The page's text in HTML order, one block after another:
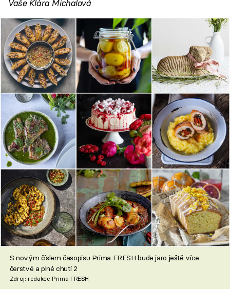
Vaše Klára Michalová
S novým číslem časopisu Prima FRESH bude jaro ještě více
čerstvé a plné chutí 2
Zdroj: redakce Prima FRESH